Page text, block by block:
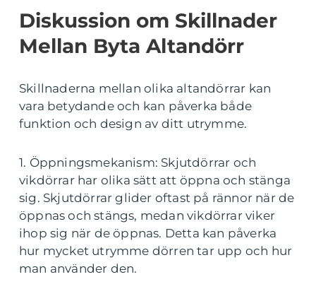
Diskussion om Skillnader
Mellan Byta Altandörr
Skillnaderna mellan olika altandörrar kan
vara betydande och kan påverka både
funktion och design av ditt utrymme.
1. Öppningsmekanism: Skjutdörrar och
vikdörrar har olika sätt att öppna och stänga
sig. Skjutdörrar glider oftast på rännor när de
öppnas och stängs, medan vikdörrar viker
ihop sig när de öppnas. Detta kan påverka
hur mycket utrymme dörren tar upp och hur
man använder den.